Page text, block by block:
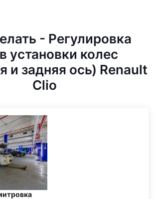
- Регулировка
установки колес
и задняя ось) Renault
Clio